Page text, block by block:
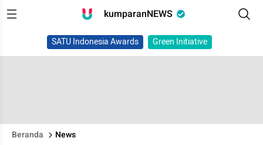
kumparanNEWS
SATU Indonesia Awards Green Initiative
Beranda News